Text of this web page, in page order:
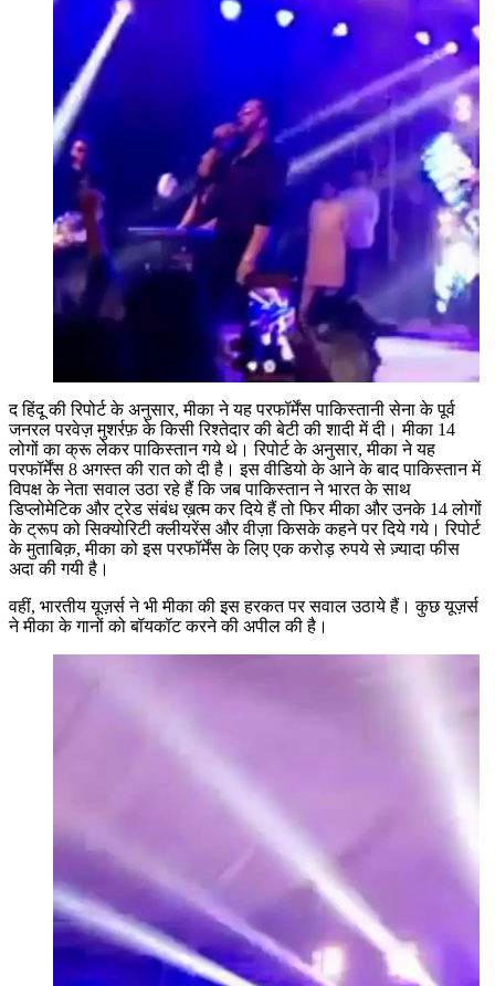
द हिंदू की रिपोर्ट के अनुसार, मीका ने यह परफॉर्मेंस पाकिस्तानी सेना के पूर्व
जनरल परवेज़ मुशर्रफ़ के किसी रिश्तेदार की बेटी की शादी में दी। मीका 14
लोगों का क्रू लेकर पाकिस्तान गये थे। रिपोर्ट के अनुसार, मीका ने यह
परफॉर्मेंस 8 अगस्त की रात को दी है। इस वीडियो के आने के बाद पाकिस्तान में
विपक्ष के नेता सवाल उठा रहे हैं कि जब पाकिस्तान ने भारत के साथ
डिप्लोमेटिक और ट्रेड संबंध ख़त्म कर दिये हैं तो फिर मीका और उनके 14 लोगों
के ट्रूप को सिक्योरिटी क्लीयरेंस और वीज़ा किसके कहने पर दिये गये। रिपोर्ट
के मुताबिक़, मीका को इस परफॉर्मेंस के लिए एक करोड़ रुपये से ज़्यादा फीस
अदा की गयी है।
वहीं, भारतीय यूज़र्स ने भी मीका की इस हरकत पर सवाल उठाये हैं। कुछ यूज़र्स
ने मीका के गानों को बॉयकॉट करने की अपील की है।